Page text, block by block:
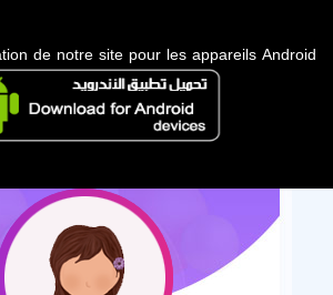
de notre site pour les appareils Android